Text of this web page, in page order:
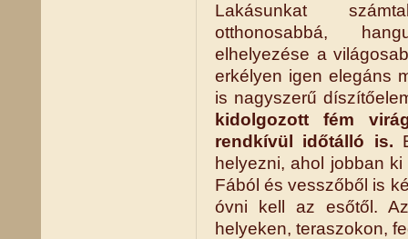
Lakásunkat
otthonosabbá,
elhelyezése a
erkélyen igen elegáns
is nagyszerű
kidolgozott fém
rendkívül időtálló is.
helyezni, ahol jobban
Fából és vesszőből is
óvni kell az esőtől.
helyeken, teraszokon,